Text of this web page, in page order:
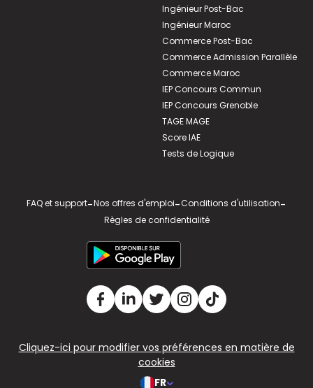
Ingénieur Post-Bac
Ingénieur Maroc
Commerce Post-Bac
Commerce Admission Parallèle
Commerce Maroc
IEP Concours Commun
IEP Concours Grenoble
TAGE MAGE
Score IAE
Tests de Logique
FAQ et support-Nos offres d'emploi-Conditions d'utilisation-
Règles de confidentialité
Cliquez-ici pour modifier vos préférences en matière de
cookies
FR